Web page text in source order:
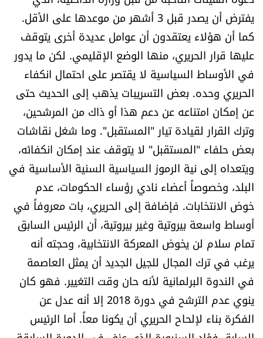
يفترض أن يصدر قبل 3 أشهر من موعدها على الأقل.
كما أن هؤلاء يعتقدون أن عوامل عديدة أخرى يتوقف
عليها قرار الحريري، منها الوضع الإقليمي. لكن ما يدور
في الأوساط السياسية لا يقتصر على احتمال انكفاء
الحريري وحده. بعض التسريبات يذهب إلى الحديث حتى
عن إمكان امتناعه عن دعم هذا أو ذاك من المرشحين،
وترك القرار لقيادة تيار "المستقبل". وما شغل نقاشات
بعض حلفاء "المستقبل" لا يتوقف عند إمكان انكفائه،
ويتعداه إلى نية الرموز السياسية السنية الأساسية في
البلد، وخصوصاً أعضاء نادي رؤساء الحكومات، عدم
خوض الانتخابات. فإضافة إلى الحريري، بات معروفاً في
أوساط واسعة بيروتية وغير بيروتية، أن الرئيس السابق
تمام سلام لن يخوض المعركة الانتخابية، وحجته أنه
يرغب في ترك المجال للجيل الجديد أن يمثل العاصمة
في الندوة البرلمانية لأنه حان وقت التغيير. فهو كان
ينوي عدم الترشح في دورة 2018 إلا أنه عدل عن
الفكرة بناء لإلحاح الحريري أن يكونا معاً. أما الرئيس